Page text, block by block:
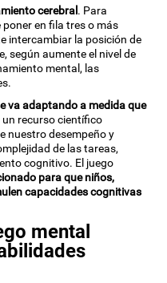
cerebral. Para
en fila tres o más
intercambiar la posición de
según aumente el nivel de
mental, las
va adaptando a medida que
recurso científico
nuestro desempeño y
de las tareas,
cognitivo. El juego
para que niños,
capacidades cognitivas
mental